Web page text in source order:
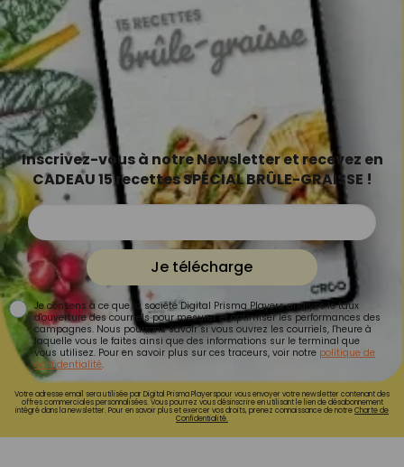
Inscrivez-vous à notre Newsletter et recevez en
CADEAU 15 recettes SPÉCIAL BRÛLE-GRAISSE !
Je télécharge
Je consens à ce que la société Digital Prisma Players analyse le taux
d'ouverture des courriels pour mesurer et optimiser les performances des
campagnes. Nous pourrons savoir si vous ouvrez les courriels, l'heure à
laquelle vous le faites ainsi que des informations sur le terminal que
vous utilisez. Pour en savoir plus sur ces traceurs, voir notre politique de
confidentialité.
Votre adresse email sera utilisée par Digital Prisma Playerspour vous envoyer votre newsletter contenant des
offres commerciales personnalisées. Vous pourrez vous désinscrire en utilisant le lien de désabonnement
intégré dans la newsletter. Pour en savoir plus et exercer vos droits, prenez connaissance de notreCharte de
Confidentialité.